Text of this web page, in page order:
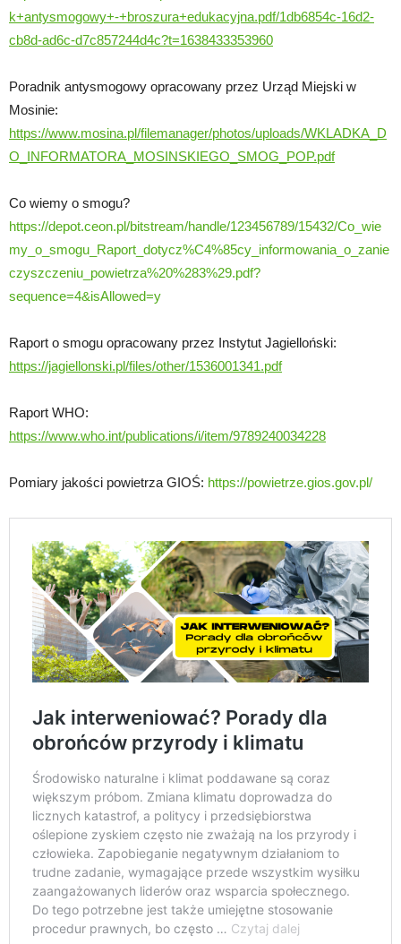
k+antysmogowy+-+broszura+edukacyjna.pdf/1db6854c-16d2-
cb8d-ad6c-d7c857244d4c?t=1638433353960
Poradnik antysmogowy opracowany przez Urząd Miejski w
Mosinie:
https://www.mosina.pl/filemanager/photos/uploads/WKLADKA_D
O_INFORMATORA_MOSINSKIEGO_SMOG_POP.pdf
Co wiemy o smogu?
https://depot.ceon.pl/bitstream/handle/123456789/15432/Co_wie
my_o_smogu_Raport_dotycz%C4%85cy_informowania_o_zanie
czyszczeniu_powietrza%20%283%29.pdf?
sequence=4&isAllowed=y
Raport o smogu opracowany przez Instytut Jagielloński:
https://jagiellonski.pl/files/other/1536001341.pdf
Raport WHO:
https://www.who.int/publications/i/item/9789240034228
Pomiary jakości powietrza GIOŚ: https://powietrze.gios.gov.pl/